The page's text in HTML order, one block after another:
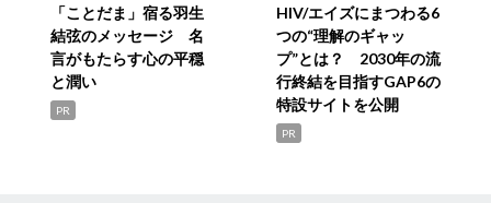
「ことだま」宿る羽生
結弦のメッセージ 名
言がもたらす心の平穏
と潤い
PR
HIV/エイズにまつわる6
つの“理解のギャッ
プ”とは？ 2030年の流
行終結を目指すGAP6の
特設サイトを公開
PR